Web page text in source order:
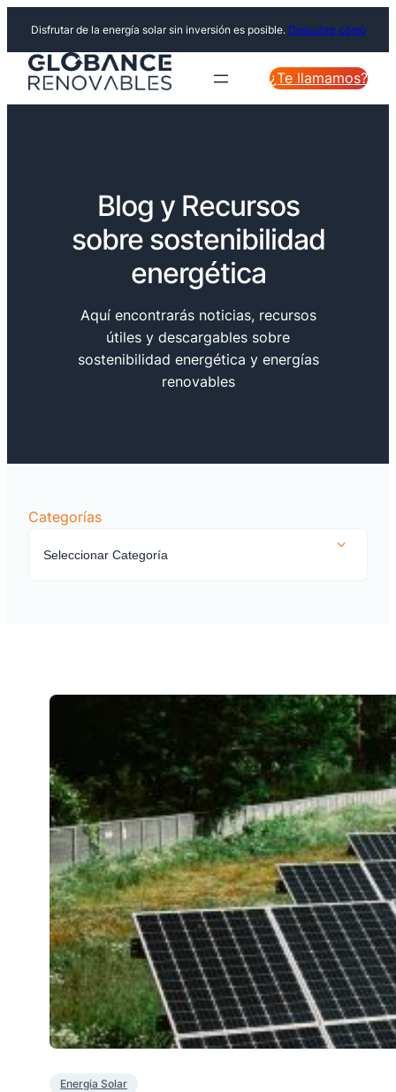
Disfrutar de la energía solar sin inversión es posible. Descubre cómo
¿Te llamamos?
Blog y Recursos
sobre sostenibilidad
energética
Aquí encontrarás noticias, recursos
útiles y descargables sobre
sostenibilidad energética y energías
renovables
Categorías
Energia Solar